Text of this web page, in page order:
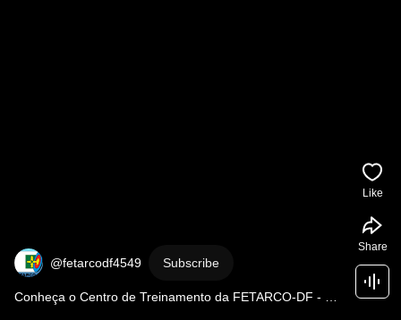
@fetarcodf4549 Subscribe
Conheça o Centro de Treinamento da FETARCO-DF -
Like
Share